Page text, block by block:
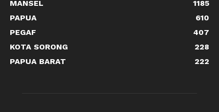
MANSEL
1185
PAPUA
610
PEGAF
407
KOTA SORONG
228
PAPUA BARAT
222